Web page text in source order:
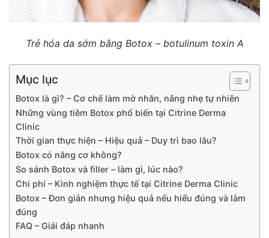
Trẻ hóa da sớm bằng Botox – botulinum toxin A
Mục lục
Botox là gì? – Cơ chế làm mờ nhăn, nâng nhẹ tự nhiên
Những vùng tiêm Botox phổ biến tại Citrine Derma
Clinic
Thời gian thực hiện – Hiệu quả – Duy trì bao lâu?
Botox có nâng cơ không?
So sánh Botox và filler – làm gì, lúc nào?
Chi phí – Kinh nghiệm thực tế tại Citrine Derma Clinic
Botox – Đơn giản nhưng hiệu quả nếu hiểu đúng và làm
đúng
FAQ – Giải đáp nhanh